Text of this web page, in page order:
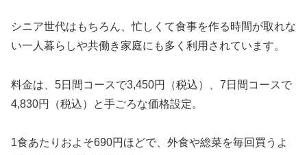
シニア世代はもちろん、忙しくて食事を作る時間が取れな
い一人暮らしや共働き家庭にも多く利用されています。
料金は、5日間コースで3,450円（税込）、7日間コースで
4,830円（税込）と手ごろな価格設定。
1食あたりおよそ690円ほどで、外食や総菜を毎回買うよ